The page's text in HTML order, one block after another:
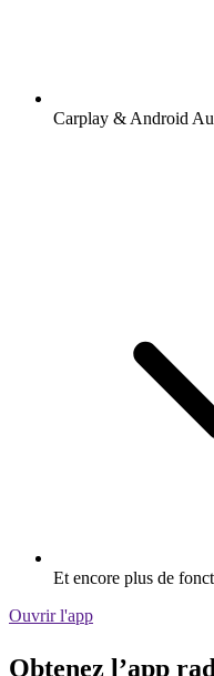
Carplay & Android
Et encore plus de
Ouvrir l'app
Obtenez l’app